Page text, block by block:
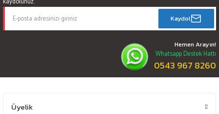
Kaydol
Hemen Arayın!
Whatsapp Destek Hattı
0543 967 8260
Üyelik